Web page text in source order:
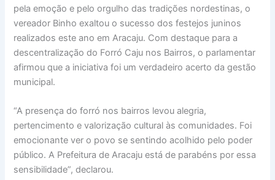
pela emoção e pelo orgulho das tradições nordestinas, o
vereador Binho exaltou o sucesso dos festejos juninos
realizados este ano em Aracaju. Com destaque para a
descentralização do Forró Caju nos Bairros, o parlamentar
afirmou que a iniciativa foi um verdadeiro acerto da gestão
municipal.
“A presença do forró nos bairros levou alegria,
pertencimento e valorização cultural às comunidades. Foi
emocionante ver o povo se sentindo acolhido pelo poder
público. A Prefeitura de Aracaju está de parabéns por essa
sensibilidade”, declarou.